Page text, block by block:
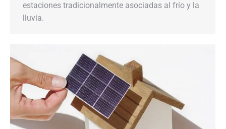
estaciones tradicionalmente asociadas al frío y la
lluvia.